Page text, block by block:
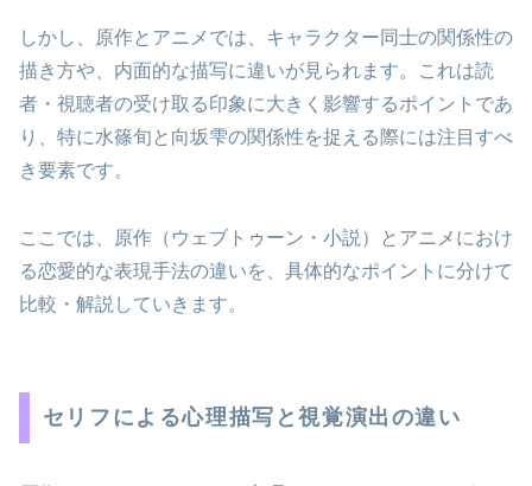
しかし、原作とアニメでは、キャラクター同士の関係性の
描き方や、内面的な描写に違いが見られます。これは読
者・視聴者の受け取る印象に大きく影響するポイントであ
り、特に水篠旬と向坂雫の関係性を捉える際には注目すべ
き要素です。
ここでは、原作（ウェブトゥーン・小説）とアニメにおけ
る恋愛的な表現手法の違いを、具体的なポイントに分けて
比較・解説していきます。
セリフによる心理描写と視覚演出の違い